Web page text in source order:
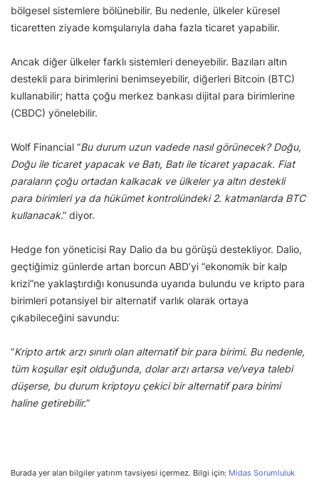
bölgesel sistemlere bölünebilir. Bu nedenle, ülkeler küresel
ticaretten ziyade komşularıyla daha fazla ticaret yapabilir.
Ancak diğer ülkeler farklı sistemleri deneyebilir. Bazıları altın
destekli para birimlerini benimseyebilir, diğerleri Bitcoin (BTC)
kullanabilir; hatta çoğu merkez bankası dijital para birimlerine
(CBDC) yönelebilir.
Wolf Financial “Bu durum uzun vadede nasıl görünecek? Doğu,
Doğu ile ticaret yapacak ve Batı, Batı ile ticaret yapacak. Fiat
paraların çoğu ortadan kalkacak ve ülkeler ya altın destekli
para birimleri ya da hükümet kontrolündeki 2. katmanlarda BTC
kullanacak.” diyor.
Hedge fon yöneticisi Ray Dalio da bu görüşü destekliyor. Dalio,
geçtiğimiz günlerde artan borcun ABD’yi “ekonomik bir kalp
krizi”ne yaklaştırdığı konusunda uyarıda bulundu ve kripto para
birimleri potansiyel bir alternatif varlık olarak ortaya
çıkabileceğini savundu:
“Kripto artık arzı sınırlı olan alternatif bir para birimi. Bu nedenle,
tüm koşullar eşit olduğunda, dolar arzı artarsa ve/veya talebi
düşerse, bu durum kriptoyu çekici bir alternatif para birimi
haline getirebilir.”
Burada yer alan bilgiler yatırım tavsiyesi içermez. Bilgi için: Midas Sorumluluk